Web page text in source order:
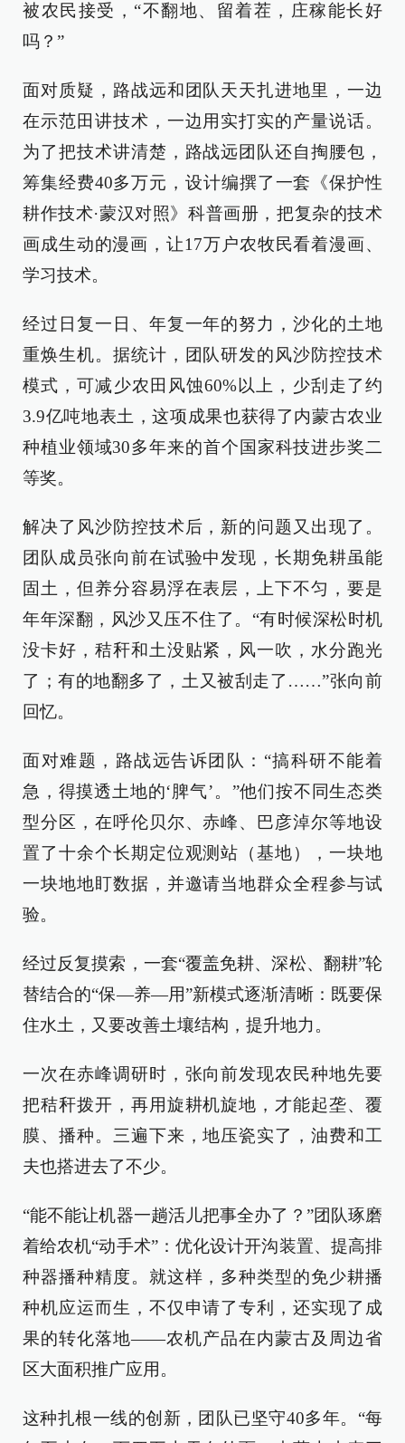
被农民接受，“不翻地、留着茬，庄稼能长好
吗？”
面对质疑，路战远和团队天天扎进地里，一边
在示范田讲技术，一边用实打实的产量说话。
为了把技术讲清楚，路战远团队还自掏腰包，
筹集经费40多万元，设计编撰了一套《保护性
耕作技术·蒙汉对照》科普画册，把复杂的技术
画成生动的漫画，让17万户农牧民看着漫画、
学习技术。
经过日复一日、年复一年的努力，沙化的土地
重焕生机。据统计，团队研发的风沙防控技术
模式，可减少农田风蚀60%以上，少刮走了约
3.9亿吨地表土，这项成果也获得了内蒙古农业
种植业领域30多年来的首个国家科技进步奖二
等奖。
解决了风沙防控技术后，新的问题又出现了。
团队成员张向前在试验中发现，长期免耕虽能
固土，但养分容易浮在表层，上下不匀，要是
年年深翻，风沙又压不住了。“有时候深松时机
没卡好，秸秆和土没贴紧，风一吹，水分跑光
了；有的地翻多了，土又被刮走了……”张向前
回忆。
面对难题，路战远告诉团队：“搞科研不能着
急，得摸透土地的‘脾气’。”他们按不同生态类
型分区，在呼伦贝尔、赤峰、巴彦淖尔等地设
置了十余个长期定位观测站（基地），一块地
一块地地盯数据，并邀请当地群众全程参与试
验。
经过反复摸索，一套“覆盖免耕、深松、翻耕”轮
替结合的“保—养—用”新模式逐渐清晰：既要保
住水土，又要改善土壤结构，提升地力。
一次在赤峰调研时，张向前发现农民种地先要
把秸秆拨开，再用旋耕机旋地，才能起垄、覆
膜、播种。三遍下来，地压瓷实了，油费和工
夫也搭进去了不少。
“能不能让机器一趟活儿把事全办了？”团队琢磨
着给农机“动手术”：优化设计开沟装置、提高排
种器播种精度。就这样，多种类型的免少耕播
种机应运而生，不仅申请了专利，还实现了成
果的转化落地——农机产品在内蒙古及周边省
区大面积推广应用。
这种扎根一线的创新，团队已坚守40多年。“每